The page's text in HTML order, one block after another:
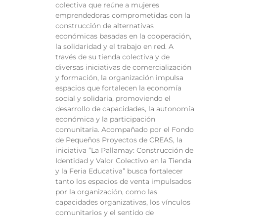
colectiva que reúne a mujeres
emprendedoras comprometidas con la
construcción de alternativas
económicas basadas en la cooperación,
la solidaridad y el trabajo en red. A
través de su tienda colectiva y de
diversas iniciativas de comercialización
y formación, la organización impulsa
espacios que fortalecen la economía
social y solidaria, promoviendo el
desarrollo de capacidades, la autonomía
económica y la participación
comunitaria. Acompañado por el Fondo
de Pequeños Proyectos de CREAS, la
iniciativa “La Pallamay: Construcción de
Identidad y Valor Colectivo en la Tienda
y la Feria Educativa” busca fortalecer
tanto los espacios de venta impulsados
por la organización, como las
capacidades organizativas, los vínculos
comunitarios y el sentido de